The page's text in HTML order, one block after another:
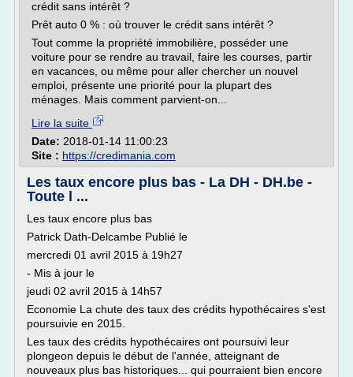
crédit sans intérêt ?
Prêt auto 0 % : où trouver le crédit sans intérêt ?
Tout comme la propriété immobilière, posséder une
voiture pour se rendre au travail, faire les courses, partir
en vacances, ou même pour aller chercher un nouvel
emploi, présente une priorité pour la plupart des
ménages. Mais comment parvient-on...
Lire la suite
Date: 2018-01-14 11:00:23
Site : https://credimania.com
Les taux encore plus bas - La DH - DH.be -
Toute l ...
Les taux encore plus bas
Patrick Dath-Delcambe Publié le
mercredi 01 avril 2015 à 19h27
- Mis à jour le
jeudi 02 avril 2015 à 14h57
Economie La chute des taux des crédits hypothécaires s'est
poursuivie en 2015.
Les taux des crédits hypothécaires ont poursuivi leur
plongeon depuis le début de l'année, atteignant de
nouveaux plus bas historiques... qui pourraient bien encore